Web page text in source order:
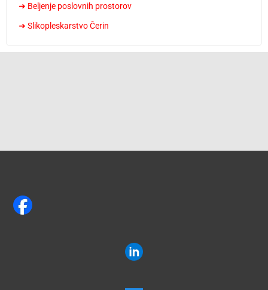
➜ Beljenje poslovnih prostorov
➜ Slikopleskarstvo Čerin